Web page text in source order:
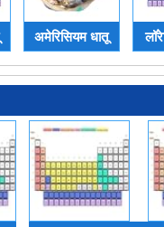
अमेरिसियम धातू